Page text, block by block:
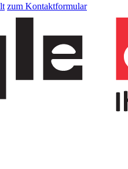
zum Kontaktformular